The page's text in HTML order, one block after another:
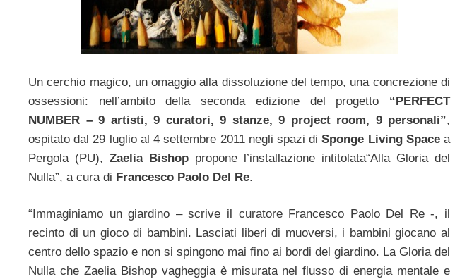
Un cerchio magico, un omaggio alla dissoluzione del tempo, una concrezione di
ossessioni: nell’ambito della seconda edizione del progetto “PERFECT
NUMBER – 9 artisti, 9 curatori, 9 stanze, 9 project room, 9 personali”,
ospitato dal 29 luglio al 4 settembre 2011 negli spazi diSponge Living Spacea
Pergola (PU), Zaelia Bishop propone l’installazione intitolata“Alla Gloria del
Nulla”, a cura di Francesco Paolo Del Re.
“Immaginiamo un giardino – scrive il curatore Francesco Paolo Del Re -, il
recinto di un gioco di bambini. Lasciati liberi di muoversi, i bambini giocano al
centro dello spazio e non si spingono mai fino ai bordi del giardino. La Gloria del
Nulla che Zaelia Bishop vagheggia è misurata nel flusso di energia mentale e